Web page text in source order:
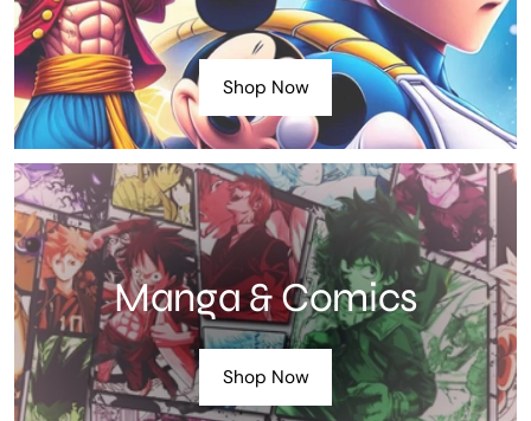
Shop Now
Manga & Comics
Shop Now